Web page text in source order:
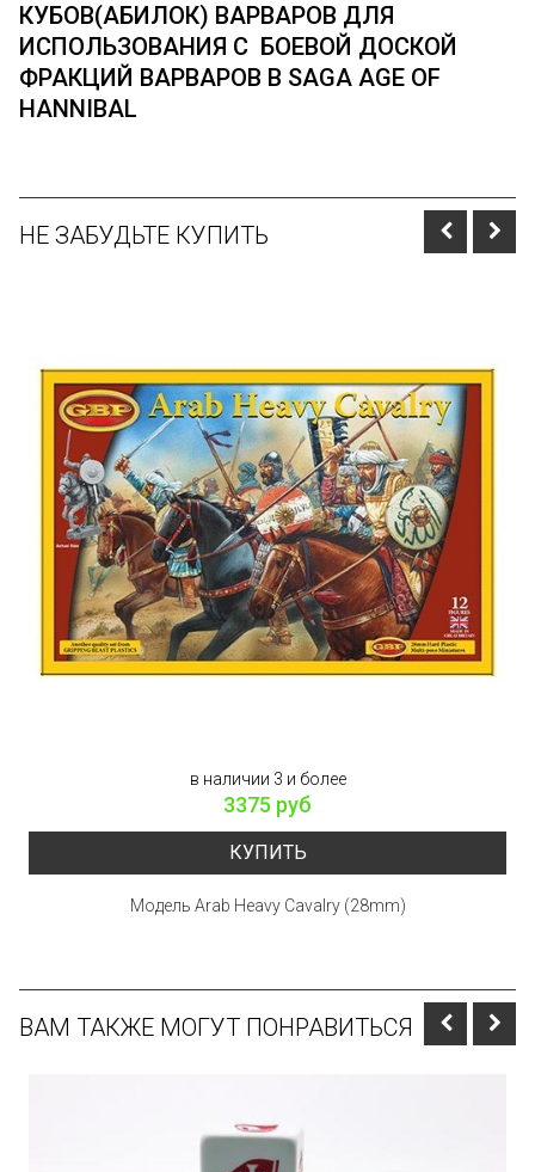
КУБОВ(АБИЛОК) ВАРВАРОВ ДЛЯ
ИСПОЛЬЗОВАНИЯ С БОЕВОЙ ДОСКОЙ
ФРАКЦИЙ ВАРВАРОВ В ​​SAGA AGE OF
HANNIBAL
НЕ ЗАБУДЬТЕ КУПИТЬ
в наличии 3 и более
3375 руб
КУПИТЬ
Модель Arab Heavy Cavalry (28mm)
ВАМ ТАКЖЕ МОГУТ ПОНРАВИТЬСЯ